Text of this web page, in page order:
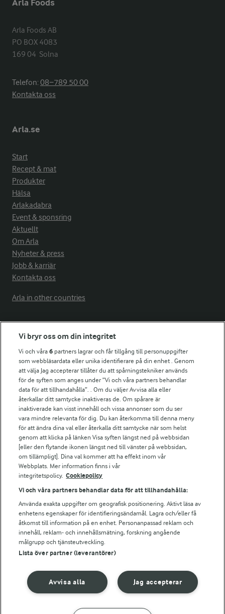
Arla Foods
Arla Foods AB
PO BOX 4083
169 04  Solna
Telefon:08−789 50 00
Kontakta oss
Arla.se
Start
Recept & mat
Produkter
Hälsa
Arlakadabra
Event & sponsring
Aktuellt
Om Arla
Nyheter & press
Jobb & karriär
Kontakta oss
Arla in other countries
Fler Arlasajter
För ägare
Arlas kundportal
Arla.com
Falbygdens Ost
Arla webbshop
Bildbank
Följ oss
© 2026 Arla Foods
Integritetspolicy
Vi bryr oss om din integritet
Vi och våra6 partners lagrar och får tillgång till personuppgifter
som webbläsardata eller unika identifierare på din enhet . Genom
att välja Jag accepterar tillåter du att spårningstekniker används
för de syften som anges under ”Vi och våra partners behandlar
data för att tillhandahålla”. . Om du väljer Avvisa alla eller
återkallar ditt samtycke inaktiveras de. Om spårare är
inaktiverade kan visst innehåll och vissa annonser som du ser
vara mindre relevanta för dig. Du kan återkomma till denna meny
för att ändra dina val eller återkalla ditt samtycke när som helst
genom att klicka på länken Visa syften längst ned på webbsidan
[eller den flytande ikonen längst ned till vänster på webbsidan,
om tillämpligt]. Dina val kommer att ha effekt inom vår
Webbplats. Mer information finns i vår
integritetspolicy. Cookiepolicy
Vi och våra partners behandlar data för att tillhandahålla:
Använda exakta uppgifter om geografisk positionering. Aktivt läsa av
enhetens egenskaper för identifieringsändamål. Lagra och/eller få
åtkomst till information på en enhet. Personanpassad reklam och
innehåll, reklam- och innehållsmätning, forskning angående
målgrupp och tjänsteutveckling.
Lista över partner (leverantörer)
Jag accepterar
Avvisa alla